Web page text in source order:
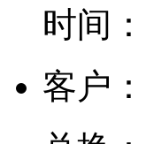
时间：
客户：